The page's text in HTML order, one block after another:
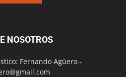
NOSOTROS
Fernando Agüero -